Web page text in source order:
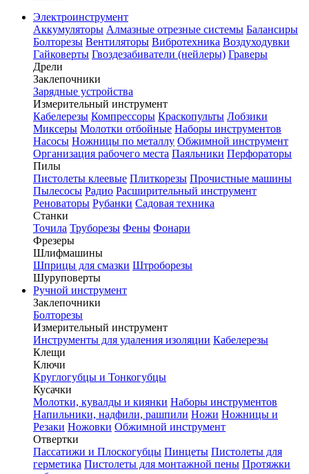
Электроинструмент
Аккумуляторы Алмазные отрезные системы Балансиры
Болторезы Вентиляторы Вибротехника Воздуходувки
Гайковерты Гвоздезабиватели (нейлеры) Граверы
Дрели
Заклепочники
Зарядные устройства
Измерительный инструмент
Кабелерезы Компрессоры Краскопульты Лобзики
Миксеры Молотки отбойные Наборы инструментов
Насосы Ножницы по металлу Обжимной инструмент
Организация рабочего места Паяльники Перфораторы
Пилы
Пистолеты клеевые Плиткорезы Прочистные машины
Пылесосы Радио Расширительный инструмент
Реноваторы Рубанки Садовая техника
Станки
Точила Труборезы Фены Фонари
Фрезеры
Шлифмашины
Шприцы для смазки Штроборезы
Шуруповерты
Ручной инструмент
Заклепочники
Болторезы
Измерительный инструмент
Инструменты для удаления изоляции Кабелерезы
Клещи
Ключи
Круглогубцы и Тонкогубцы
Кусачки
Молотки, кувалды и киянки Наборы инструментов
Напильники, надфили, рашпили Ножи Ножницы и
Резаки Ножовки Обжимной инструмент
Отвертки
Пассатижи и Плоскогубцы Пинцеты Пистолеты для
герметика Пистолеты для монтажной пены Протяжки